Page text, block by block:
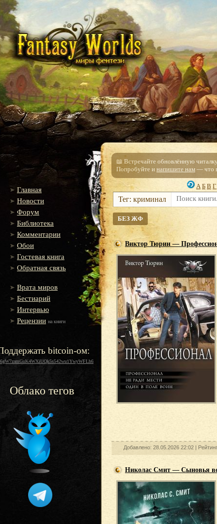
Главная
Новости
Форум
Библиотека
Комментарии
Обои
Гостевая книга
Обратная связь
Врата миров
Бестиарий
Интервью
Рецензии на книги
bitcoin-ом:
Облако тегов
📖 Встречайте обновлённую
Попробуйте и напишите нам — что
А Б В Г
Тег: криминал
БЕЗ ЖФ
Виктор Тюрин —
Добавлено: 28.05.2026 22:02 |
Николас Смит — Сыновья